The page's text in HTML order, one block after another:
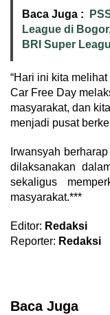
Baca Juga :
League di
BRI Super
“Hari ini kita
Car Free Day
masyarakat, dan
menjadi pusat
Irwansyah
dilaksanakan
sekaligus
masyarakat.***
Editor: Redaksi
Reporter: Redaksi
Baca Juga